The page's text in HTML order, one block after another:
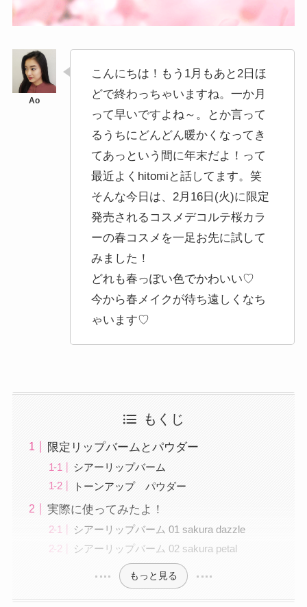
こんにちは！もう1月もあと2日ほ
どで終わっちゃいますね。一か月
って早いですよね～。とか言って
るうちにどんどん暖かくなってき
てあっという間に年末だよ！って
最近よくhitomiと話してます。笑
そんな今日は、2月16日(火)に限定
発売されるコスメデコルテ桜カラ
ーの春コスメを一足お先に試して
みました！
どれも春っぽい色でかわいい♡
今から春メイクが待ち遠しくなち
ゃいます♡
もくじ
限定リップバームとパウダー
シアーリップバーム
トーンアップ パウダー
実際に使ってみたよ！
シアーリップバーム 01 sakura dazzle
シアーリップバーム 02 sakura petal
もっと見る